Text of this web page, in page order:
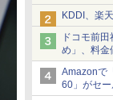
KDDI、楽
ドコモ前
め」、料金
Amazonで
60」がセー